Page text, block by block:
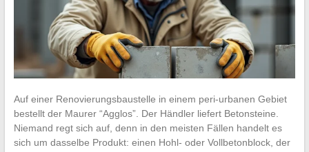
Auf einer Renovierungsbaustelle in einem peri-urbanen Gebiet
bestellt der Maurer “Agglos”. Der Händler liefert Betonsteine.
Niemand regt sich auf, denn in den meisten Fällen handelt es
sich um dasselbe Produkt: einen Hohl- oder Vollbetonblock, der